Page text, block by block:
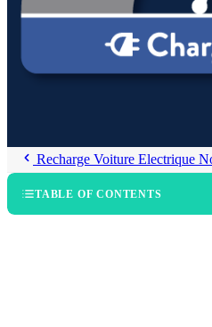
Recharge Voiture Electrique
TABLE OF CONTENTS